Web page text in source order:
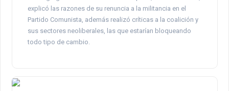
explicó las razones de su renuncia a la militancia en el
Partido Comunista, además realizó críticas a la coalición y
sus sectores neoliberales, las que estarían bloqueando
todo tipo de cambio.